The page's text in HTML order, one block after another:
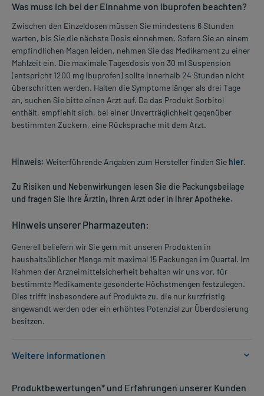
Was muss ich bei der Einnahme von Ibuprofen beachten?
Zwischen den Einzeldosen müssen Sie mindestens 6 Stunden
warten, bis Sie die nächste Dosis einnehmen. Sofern Sie an einem
empfindlichen Magen leiden, nehmen Sie das Medikament zu einer
Mahlzeit ein. Die maximale Tagesdosis von 30 ml Suspension
(entspricht 1200 mg Ibuprofen) sollte innerhalb 24 Stunden nicht
überschritten werden. Halten die Symptome länger als drei Tage
an, suchen Sie bitte einen Arzt auf. Da das Produkt Sorbitol
enthält, empfiehlt sich, bei einer Unverträglichkeit gegenüber
bestimmten Zuckern, eine Rücksprache mit dem Arzt.
Hinweis: Weiterführende Angaben zum Hersteller finden Sie hier.
Zu Risiken und Nebenwirkungen lesen Sie die Packungsbeilage
und fragen Sie Ihre Ärztin, Ihren Arzt oder in Ihrer Apotheke.
Hinweis unserer Pharmazeuten:
Generell beliefern wir Sie gern mit unseren Produkten in
haushaltsüblicher Menge mit maximal 15 Packungen im Quartal. Im
Rahmen der Arzneimittelsicherheit behalten wir uns vor, für
bestimmte Medikamente gesonderte Höchstmengen festzulegen.
Dies trifft insbesondere auf Produkte zu, die nur kurzfristig
angewandt werden oder ein erhöhtes Potenzial zur Überdosierung
besitzen.
Weitere Informationen
- Leichte bis mäßig starke Schmerzen, wie:
Produktbewertungen* und Erfahrungen unserer Kunden